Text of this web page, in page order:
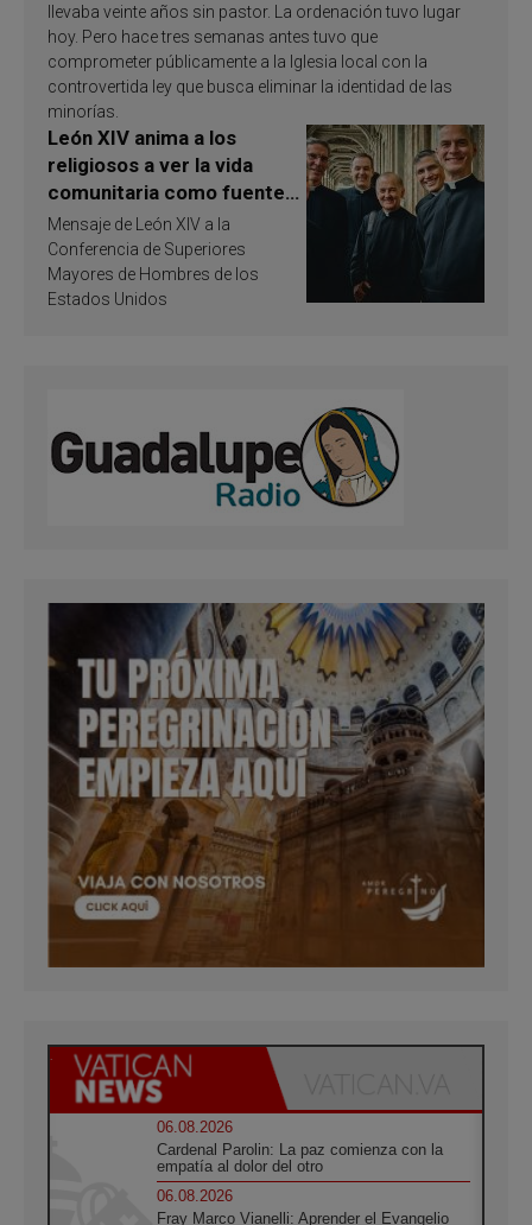
llevaba veinte años sin pastor. La ordenación tuvo lugar
hoy. Pero hace tres semanas antes tuvo que
comprometer públicamente a la Iglesia local con la
controvertida ley que busca eliminar la identidad de las
minorías.
León XIV anima a los
religiosos a ver la vida
comunitaria como fuente
de inspiración y
santificación
Mensaje de León XIV a la
Conferencia de Superiores
Mayores de Hombres de los
Estados Unidos
06.08.2026
Cardenal Parolin: La paz comienza con la
empatía al dolor del otro
06.08.2026
Fray Marco Vianelli: Aprender el Evangelio